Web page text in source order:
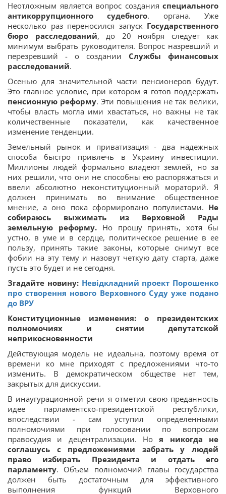
Неотложным является вопрос создания специального
антикоррупционного судебного. органа. Уже
несколько раз переносился запуск Государственного
бюро расследований, до 20 ноября следует как
минимум выбрать руководителя. Вопрос назревший и
перезревший - о создании Службы финансовых
расследований.
Осенью для значительной части пенсионеров будут.
Это главное условие, при котором я готов поддержать
пенсионную реформу. Эти повышения не так велики,
чтобы власть могла ими хвастаться, но важны не так
количественные показатели, как качественное
изменение тенденции.
Земельный рынок и приватизация - два надежных
способа быстро привлечь в Украину инвестиции.
Миллионы людей формально владеют землей, но за
них решили, что они не способны ею распоряжаться и
ввели абсолютно неконституционный мораторий. Я
должен принимать во внимание общественное
мнение, а оно пока сформировано популистами. Не
собираюсь выжимать из Верховной Рады
земельную реформу. Но прошу принять, хотя бы
устно, в уме и в сердце, политическое решение в ее
пользу, принять такие законы, которые снимут все
фобии на эту тему и назовут четкую дату старта, даже
пусть это будет и не сегодня.
Згадайте новину:Невідкладний проект Порошенко
про створення нового Верховного Суду уже подано
до ВРУ
Конституционные изменения: о президентских
полномочиях и снятии депутатской
неприкосновенности
Действующая модель не идеальна, поэтому время от
времени ко мне приходят с предложениями что-то
изменить. В демократическом обществе нет тем,
закрытых для дискуссии.
В инаугурационной речи я отметил свою преданность
идее парламентско-президентской республики,
впоследствии - сам уступил определенными
полномочиями при голосовании по вопросам
правосудия и децентрализации. Ноя никогда не
соглашусь с предложениями забрать у людей
право избирать Президента и отдать его
парламенту. Объем полномочий главы государства
должен быть достаточным для эффективного
выполнения функций Верховного